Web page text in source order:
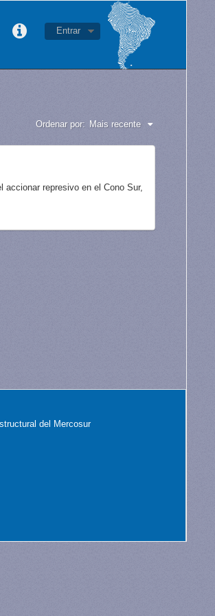
Entrar
Ordenar por: Mais recente
represivo en el Cono Sur,
del Mercosur